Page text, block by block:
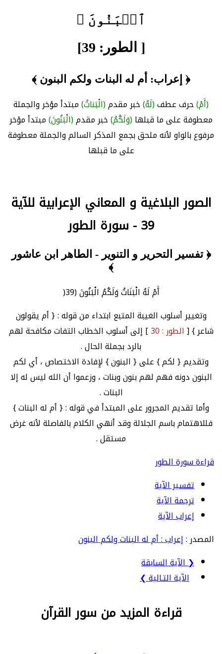
ٱلۡبَنُونَ ﴾
[ الطور: 39]
﴿ إعراب: أم له البنات ولكم البنون ﴾
(أَمْ)حرف عطف(لَهُ)خبر مقدم(الْبَناتُ)مبتدأ مؤخر والجملة
معطوفة على ما قبلها(وَلَكُمُ)خبر مقدم(الْبَنُونَ)مبتدأ مؤخر
مرفوع بالواو لأنه ملحق بجمع المذكر السالم والجملة معطوفة
على ما قبلها
الصور البلاغية و المعاني الإعرابية للآية
39 - سورة الطور
﴿ تفسير التحرير و التنوير - الطاهر ابن عاشور
﴾
أَمْ لَهُ الْبَنَاتُ وَلَكُمُ الْبَنُونَ (39(
وتغيير أسلوب الغيبة المتبع ابتداء من قوله : { أم يقولون
شاعر } [الطور : 30
] إلى أسلوب الخطاب التفات مكافحة لهم
بالرد بجملة الحال .
وتقديم { لكم } على { البنون } لإِفادة الاختصاص ، أي لكم
البنون دونه فهم لهم بنون وبنات ، وزعموا أن الله ليس له إلا
البنات .
وأما تقديم المجرور على المبتدأ في قوله : { أم له البنات }
فللاهتمام باسم الجلالة وقد أنهي الكلام بالفاصلة لأنه غرض
مستقل .
قراءة سورة الطور
تفسير الآية
ترجمة الآية
إعراب الآية
المصدر :إعراب : أم له البنات ولكم البنون
❮ الآية السابقة
الآية التـالية ❯
قراءة المزيد من سور القرآن